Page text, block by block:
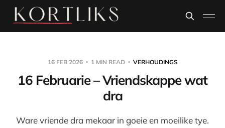
16 FEB 2026 1 MIN READ VERHOUDINGS
16 Februarie – Vriendskappe wat
dra
Ware vriende dra mekaar in goeie en moeilike tye.